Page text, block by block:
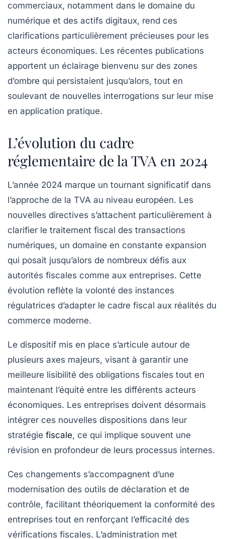
commerciaux, notamment dans le domaine du
numérique et des actifs digitaux, rend ces
clarifications particulièrement précieuses pour les
acteurs économiques. Les récentes publications
apportent un éclairage bienvenu sur des zones
d’ombre qui persistaient jusqu’alors, tout en
soulevant de nouvelles interrogations sur leur mise
en application pratique.
L’évolution du cadre
réglementaire de la TVA en 2024
L’année 2024 marque un tournant significatif dans
l’approche de la TVA au niveau européen. Les
nouvelles directives s’attachent particulièrement à
clarifier le traitement fiscal des transactions
numériques, un domaine en constante expansion
qui posait jusqu’alors de nombreux défis aux
autorités fiscales comme aux entreprises. Cette
évolution reflète la volonté des instances
régulatrices d’adapter le cadre fiscal aux réalités du
commerce moderne.
Le dispositif mis en place s’articule autour de
plusieurs axes majeurs, visant à garantir une
meilleure lisibilité des obligations fiscales tout en
maintenant l’équité entre les différents acteurs
économiques. Les entreprises doivent désormais
intégrer ces nouvelles dispositions dans leur
stratégie fiscale, ce qui implique souvent une
révision en profondeur de leurs processus internes.
Ces changements s’accompagnent d’une
modernisation des outils de déclaration et de
contrôle, facilitant théoriquement la conformité des
entreprises tout en renforçant l’efficacité des
vérifications fiscales. L’administration met